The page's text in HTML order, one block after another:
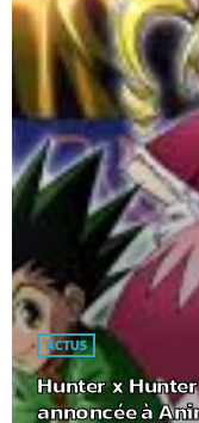
ACTUS
Hunter x
annoncée à